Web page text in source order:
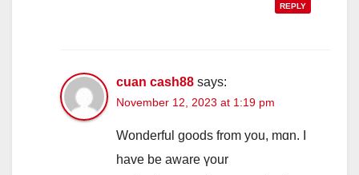
REPLY
cuan cash88 says:
November 12, 2023 at 1:19 pm
Wonderful goodѕ frοm you, mɑn. I
have be aware үour